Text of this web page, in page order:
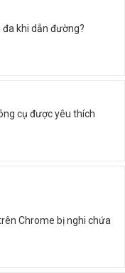
khi dẫn đường?
cụ được yêu thích
Chrome bị nghi chứa